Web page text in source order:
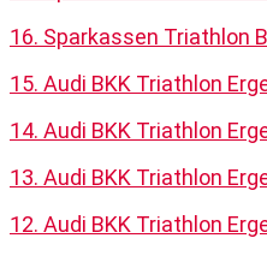
16. Sparkassen Triathlon
15. Audi BKK Triathlon
14. Audi BKK Triathlon
13. Audi BKK Triathlon
12. Audi BKK Triathlon